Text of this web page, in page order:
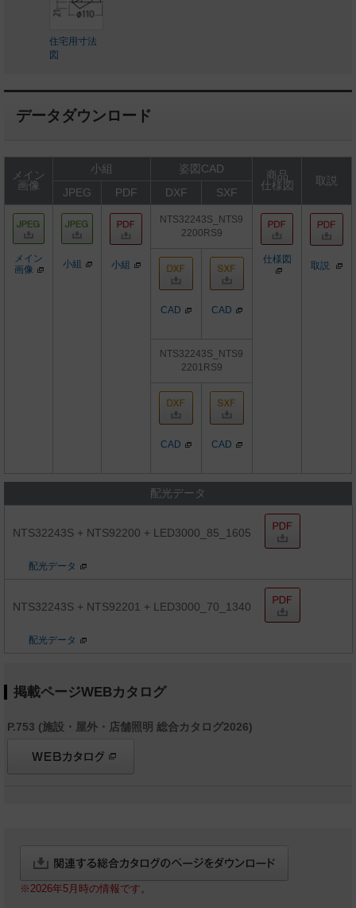
住宅用寸法
図
データダウンロード
メイン
画像
小組 姿図CAD
商品
仕様図
取説
JPEG
PDF DXF SXF
メイン
画像
小組 小組
NTS32243S_NTS9
2200RS9
仕様図
取説
CAD CAD
NTS32243S_NTS9
2201RS9
CAD CAD
配光データ
NTS32243S + NTS92200 + LED3000_85_1605
配光データ
NTS32243S + NTS92201 + LED3000_70_1340
配光データ
掲載ページWEBカタログ
P.753 (施設・屋外・店舗照明 総合カタログ2026)
※2026年5月時の情報です。